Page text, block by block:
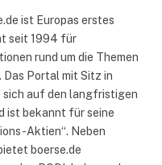
ist Europas erstes
seit 1994 für
rund um die Themen
Portal mit Sitz in
sich auf den langfristigen
ist bekannt für seine
Aktien“. Neben
boerse.de